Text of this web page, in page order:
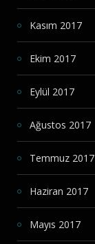
Kasım 2017
Ekim 2017
Eylül 2017
Ağustos 2017
Temmuz 2017
Haziran 2017
Mayıs 2017